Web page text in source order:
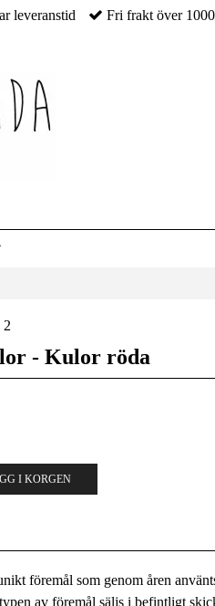
leveranstid Fri frakt över
2
- Kulor röda
I KORGEN
föremål som genom åren
av föremål säljs i befintligt